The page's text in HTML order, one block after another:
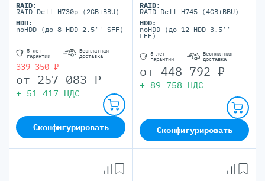
портов)
RAID:
RAID Dell H730p (2GB+BBU)
HDD:
noHDD (до 8 HDD 2.5'' SFF)
5 лет
гарантии
Бесплатная
доставка
339 350 ₽
от 257 083 ₽
+ 51 417 НДС
Сконфигурировать
RAID:
RAID Dell H745 (4GB+BBU)
HDD:
noHDD (до 12 HDD 3.5''
LFF)
5 лет
гарантии
Бесплатная
доставка
от 448 792 ₽
+ 89 758 НДС
Сконфигурировать